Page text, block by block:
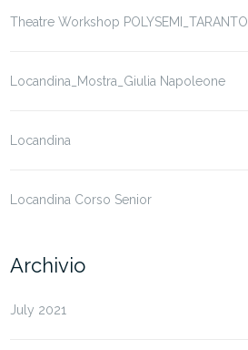
Theatre Workshop POLYSEMI_TARANTO
Locandina_Mostra_Giulia Napoleone
Locandina
Locandina Corso Senior
Archivio
July 2021